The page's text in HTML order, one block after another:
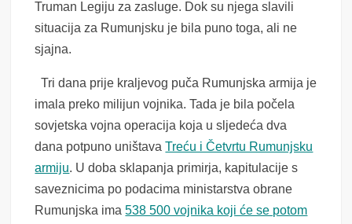
Truman Legiju za zasluge. Dok su njega slavili
situacija za Rumunjsku je bila puno toga, ali ne
sjajna.
Tri dana prije kraljevog puča Rumunjska armija je
imala preko milijun vojnika. Tada je bila počela
sovjetska vojna operacija koja u sljedeća dva
dana potpuno uništavaTreću i Četvrtu Rumunjsku
armiju. U doba sklapanja primirja, kapitulacije s
saveznicima po podacima ministarstva obrane
Rumunjska ima538 500 vojnika koji će se potom